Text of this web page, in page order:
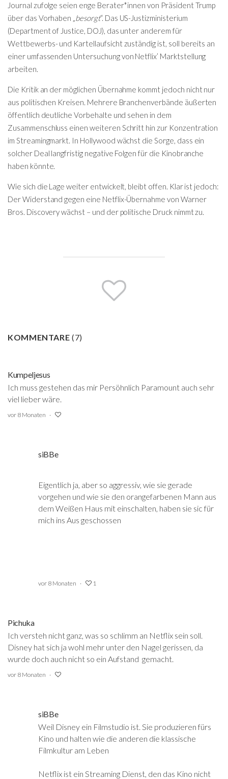
Journal zufolge seien enge Berater*innen von Präsident Trump
über das Vorhaben „besorgt“. Das US-Justizministerium
(Department of Justice, DOJ), das unter anderem für
Wettbewerbs- und Kartellaufsicht zuständig ist, soll bereits an
einer umfassenden Untersuchung von Netflix’ Marktstellung
arbeiten.
Die Kritik an der möglichen Übernahme kommt jedoch nicht nur
aus politischen Kreisen. Mehrere Branchenverbände äußerten
öffentlich deutliche Vorbehalte und sehen in dem
Zusammenschluss einen weiteren Schritt hin zur Konzentration
im Streamingmarkt. In Hollywood wächst die Sorge, dass ein
solcher Deal langfristig negative Folgen für die Kinobranche
haben könnte.
Wie sich die Lage weiter entwickelt, bleibt offen. Klar ist jedoch:
Der Widerstand gegen eine Netflix-Übernahme von Warner
Bros. Discovery wächst – und der politische Druck nimmt zu.
KOMMENTARE(7)
Kumpeljesus
Ich muss gestehen das mir Persöhnlich Paramount auch sehr
viel lieber wäre.
vor 8 Monaten
siBBe
Eigentlich ja, aber so aggressiv, wie sie gerade
vorgehen und wie sie den orangefarbenen Mann aus
dem Weißen Haus mit einschalten, haben sie sic für
mich ins Aus geschossen
vor 8 Monaten 1
Pichuka
Ich versteh nicht ganz, was so schlimm an Netflix sein soll.
Disney hat sich ja wohl mehr unter den Nagel gerissen, da
wurde doch auch nicht so ein Aufstand gemacht.
vor 8 Monaten
siBBe
Weil Disney ein Filmstudio ist. Sie produzieren fürs
Kino und halten wie die anderen die klassische
Filmkultur am Leben
Netflix ist ein Streaming Dienst, den das Kino nicht